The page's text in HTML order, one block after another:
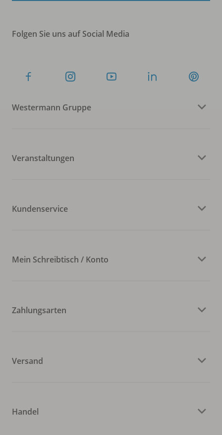
Folgen Sie uns auf Social Media
Westermann Gruppe
Veranstaltungen
Kundenservice
Mein Schreibtisch / Konto
Zahlungsarten
Versand
Handel